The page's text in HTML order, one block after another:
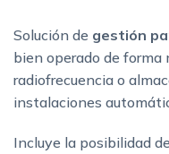
Solución de gestión
bien operado de
radiofrecuencia o
instalaciones
Incluye la posibilidad de